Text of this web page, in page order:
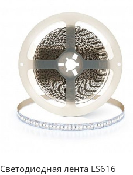
Светодиодная лента LS616